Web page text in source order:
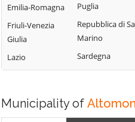
Campana
Cariati
Lungro
Luzzi
Mandatoriccio
Mangone
Emilia-Romagna
Friuli-Venezia
Giulia
Lazio
Puglia
Repubblica di
Marino
Sardegna
Municipality of